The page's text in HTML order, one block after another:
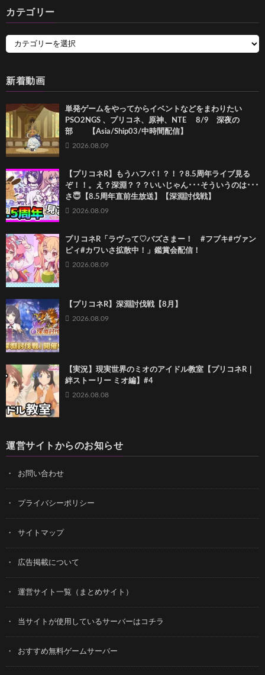
カテゴリー
新着動画
単発ゲームをやってからイベントなどをまわりたい
PSO2NGS 、プリコネ、原神、NTE 8/9 深夜の
部 【Asia/Ship03/中時間配信】
2026.08.09
【プリコネR】もうハフバ！？！？8.5周年ライブ見る
ぞ！！。え？深淵？？？いいじゃん･･･そういうのは･･･
さ😇【8.5周年直前生放送】【深淵討伐戦】
2026.08.09
プリコネR「ラヴって♡バズさまー！ #フブキ#ヴァン
ピィ#カワいさ拡散中！」鑑賞会配信！
2026.08.09
【プリコネR】深淵討伐戦【8月】
2026.08.09
【実況】現実世界のミオのアイドル教室【プリコネR｜
絆ストーリー ミオ編】#4
2026.08.08
運営サイトからのお知らせ
お問い合わせ
プライバシーポリシー
サイトマップ
広告掲載について
運営サイト一覧（まとめサイト）
当サイトが使用しているサーバーはコチラ
おすすめ無料ゲームサーバー